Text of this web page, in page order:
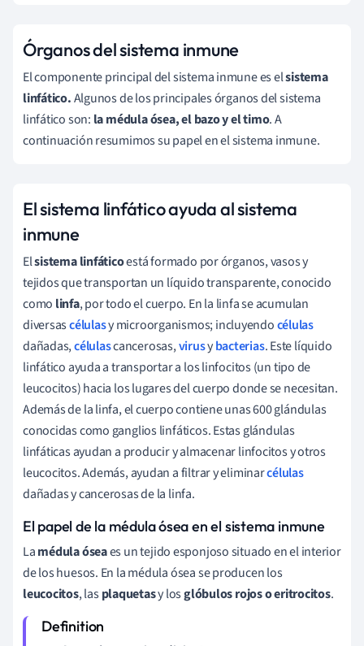
Órganos del sistema inmune
El componente principal del sistema inmune es elsistema
linfático.Algunos de los principales órganos del sistema
linfático son: la médula ósea, el bazo y el timo. A
continuación resumimos su papel en el sistema inmune.
El sistema linfático ayuda al sistema
inmune
Elsistema linfáticoestá formado por órganos, vasos y
tejidos que transportan un líquido transparente, conocido
como linfa, por todo el cuerpo. En la linfa se acumulan
diversascélulasy microorganismos; incluyendocélulas
dañadas,célulascancerosas,virusybacterias. Este líquido
linfático ayuda a transportar a los linfocitos (un tipo de
leucocitos) hacia los lugares del cuerpo donde se necesitan.
Además de la linfa, el cuerpo contiene unas 600 glándulas
conocidas como ganglios linfáticos. Estas glándulas
linfáticas ayudan a producir y almacenar linfocitos y otros
leucocitos. Además, ayudan a filtrar y eliminarcélulas
dañadas y cancerosas de la linfa.
El papel de la médula ósea en el sistema inmune
Lamédula óseaes un tejido esponjoso situado en el interior
de los huesos. En la médula ósea se producen los
leucocitos, lasplaquetasy losglóbulos rojos o eritrocitos.